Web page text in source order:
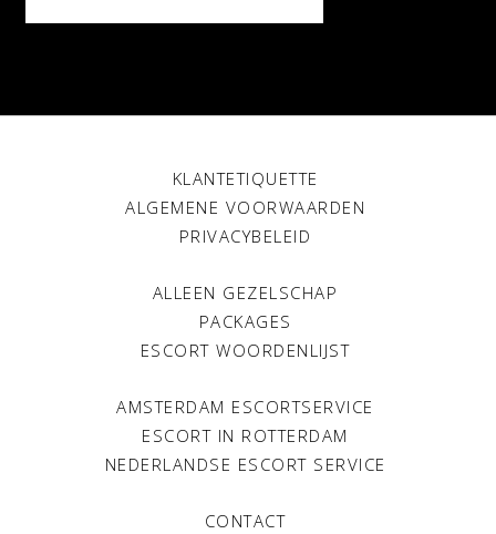
Viva
TV dinsdag – Yorin
KLANTETIQUETTE
ALGEMENE VOORWAARDEN
PRIVACYBELEID
ALLEEN GEZELSCHAP
PACKAGES
ESCORT WOORDENLIJST
AMSTERDAM ESCORTSERVICE
ESCORT IN ROTTERDAM
NEDERLANDSE ESCORT SERVICE
CONTACT